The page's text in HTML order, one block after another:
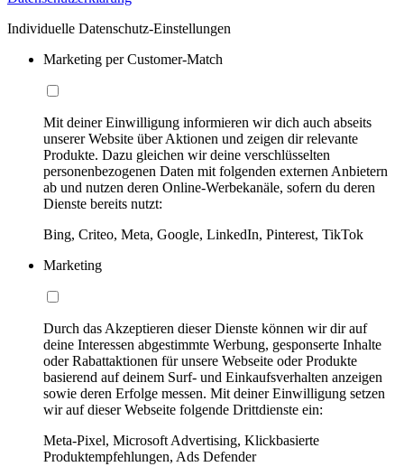
Individuelle Datenschutz-Einstellungen
Marketing per Customer-Match
Mit deiner Einwilligung informieren wir dich auch abseits
unserer Website über Aktionen und zeigen dir relevante
Produkte. Dazu gleichen wir deine verschlüsselten
personenbezogenen Daten mit folgenden externen Anbietern
ab und nutzen deren Online-Werbekanäle, sofern du deren
Dienste bereits nutzt:
Bing, Criteo, Meta, Google, LinkedIn, Pinterest, TikTok
Marketing
Durch das Akzeptieren dieser Dienste können wir dir auf
deine Interessen abgestimmte Werbung, gesponserte Inhalte
oder Rabattaktionen für unsere Webseite oder Produkte
basierend auf deinem Surf- und Einkaufsverhalten anzeigen
sowie deren Erfolge messen. Mit deiner Einwilligung setzen
wir auf dieser Webseite folgende Drittdienste ein:
Meta-Pixel, Microsoft Advertising, Klickbasierte
Produktempfehlungen, Ads Defender